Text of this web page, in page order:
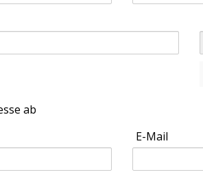
ab
E-Mail